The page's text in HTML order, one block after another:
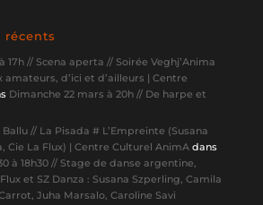
récents
17h // Scena aperta // Soirée Veghj’Anima
amateurs, d’ici et d’ailleurs | Centre
Dimanche 22 mars à 20h // De harpe et
// La Pisada # L’Empreinte (Susana
Cie La Flux) | Centre Culturel AnimAdans
à 18h30 // Stage de danse argentine,
et SZ Danza : Susana Szperling, Camila
Juha Marsalo, Caroline Savi